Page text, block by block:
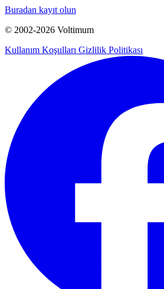
Buradan kayıt olun
© 2002-2026 Voltimum
Kullanım Koşulları Gizlilik Politikası